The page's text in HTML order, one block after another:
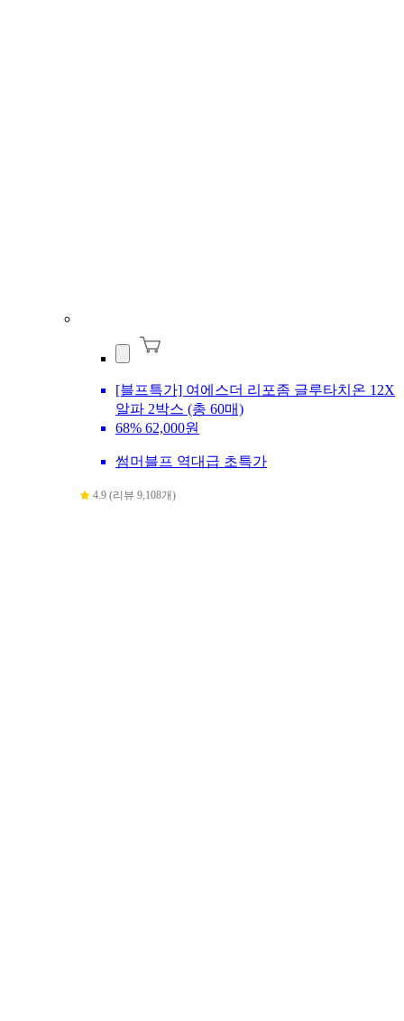
[블프특가] 여에스더 리포좀 글루타치온 12X
알파 2박스 (총 60매)
68% 62,000원
썸머블프 역대급 초특가
4.9 (리뷰 9,108개)